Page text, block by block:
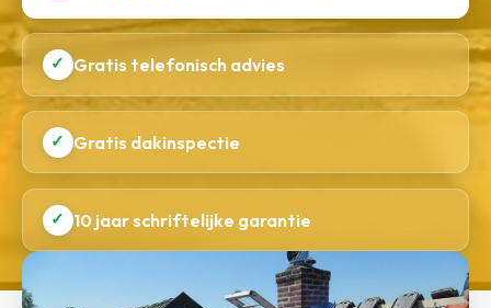
✓ Gratis telefonisch advies
✓ Gratis dakinspectie
✓ 10 jaar schriftelijke garantie